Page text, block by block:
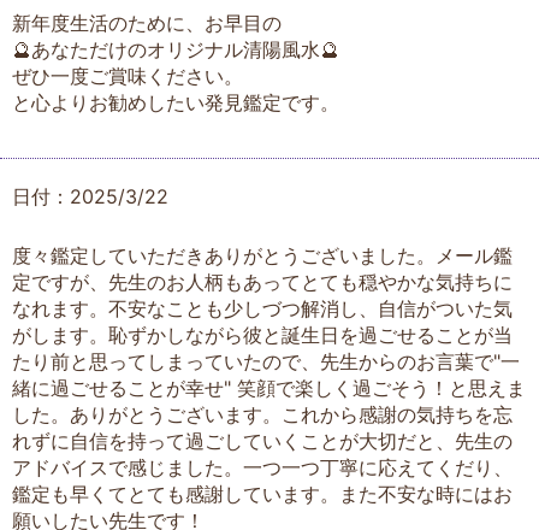
新年度生活のために、お早目の
🔮あなただけのオリジナル清陽風水🔮
ぜひ一度ご賞味ください。
と心よりお勧めしたい発見鑑定です。
日付：2025/3/22
度々鑑定していただきありがとうございました。メール鑑
定ですが、先生のお人柄もあってとても穏やかな気持ちに
なれます。不安なことも少しづつ解消し、自信がついた気
がします。恥ずかしながら彼と誕生日を過ごせることが当
たり前と思ってしまっていたので、先生からのお言葉で"一
緒に過ごせることが幸せ" 笑顔で楽しく過ごそう！と思えま
した。ありがとうございます。これから感謝の気持ちを忘
れずに自信を持って過ごしていくことが大切だと、先生の
アドバイスで感じました。一つ一つ丁寧に応えてくだり、
鑑定も早くてとても感謝しています。また不安な時にはお
願いしたい先生です！